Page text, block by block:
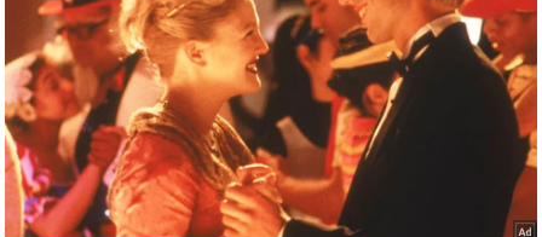
स
मं
त्रा
रि
ले
श
न